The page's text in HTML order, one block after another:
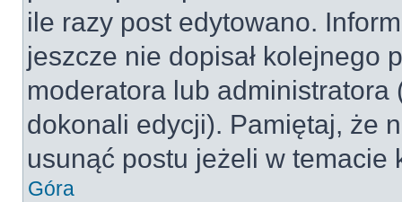
ile razy post edytowano.
jeszcze nie dopisał kolejnego
moderatora lub
dokonali edycji). Pamiętaj, że
usunąć postu jeżeli w temacie
Góra